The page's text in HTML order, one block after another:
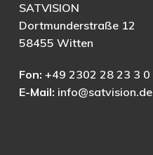
SATVISION
Dortmunderstraße 12
58455 Witten
Fon: +49 2302 28 23 3 0
E-Mail: info@satvision.de